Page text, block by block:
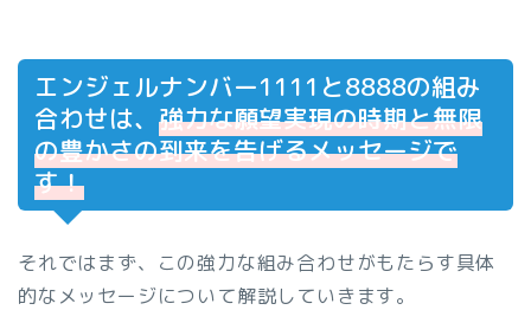
エンジェルナンバー1111と8888の組み
合わせは、 強力な願望実現の時期と無限
の豊かさの到来を告げるメッセージで
す！
それではまず、この強力な組み合わせがもたらす具体
的なメッセージについて解説していきます。